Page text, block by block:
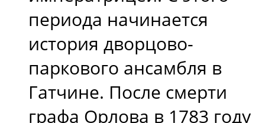
периода начинается
история дворцово-
паркового ансамбля в
Гатчине. После смерти
графа Орлова в 1783 году